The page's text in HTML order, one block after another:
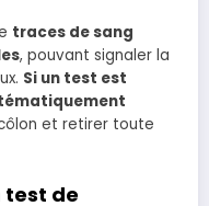
traces de sang
, pouvant signaler la
Si un test est
et retirer toute
test de